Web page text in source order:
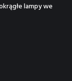
lampy we